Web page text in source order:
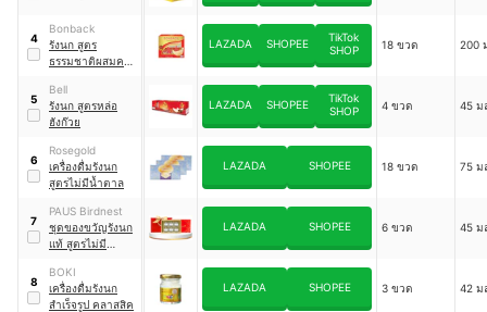
4
Bonback
รังนก สูตร
ธรรมชาติผสมคอล
LAZADA SHOPEE
TikTok
SHOP
18 ขวด 200
5
Bell
รังนก สูตรหล่อ
ฮังก๊วย
LAZADA SHOPEE
TikTok
SHOP
4 ขวด 45 ม
6
Rosegold
เครื่องดื่มรังนก
สูตรไม่มีน้ำตาล
LAZADA SHOPEE 18 ขวด 75 ม
7
PAUS Birdnest
ชุดของขวัญรังนก
แท้ สูตรไม่มี
เจน
LAZADA SHOPEE 6 ขวด 45 ม
8
BOKI
เครื่องดื่มรังนก
สำเร็จรูป คลาสสิค
LAZADA SHOPEE 3 ขวด 42 ม